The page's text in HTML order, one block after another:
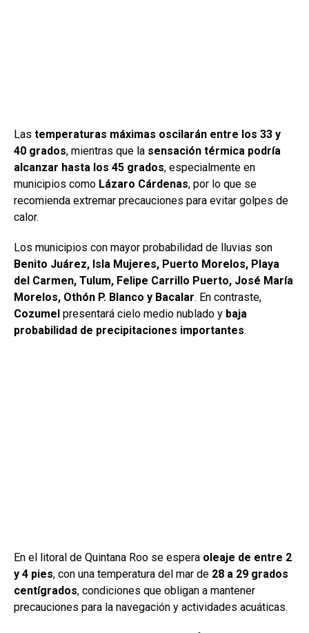
Las temperaturas máximas oscilarán entre los 33 y
40 grados, mientras que la sensación térmica podría
alcanzar hasta los 45 grados, especialmente en
municipios como Lázaro Cárdenas, por lo que se
recomienda extremar precauciones para evitar golpes de
calor.
Los municipios con mayor probabilidad de lluvias son
Benito Juárez, Isla Mujeres, Puerto Morelos, Playa
del Carmen, Tulum, Felipe Carrillo Puerto, José María
Morelos, Othón P. Blanco y Bacalar. En contraste,
Cozumel presentará cielo medio nublado y baja
probabilidad de precipitaciones importantes.
En el litoral de Quintana Roo se espera oleaje de entre 2
y 4 pies, con una temperatura del mar de 28 a 29 grados
centígrados, condiciones que obligan a mantener
precauciones para la navegación y actividades acuáticas.